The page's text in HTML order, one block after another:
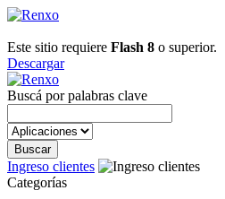
Este sitio requiere Flash 8 o superior.
Descargar
Buscá por palabras clave
Ingreso clientes
Categorías